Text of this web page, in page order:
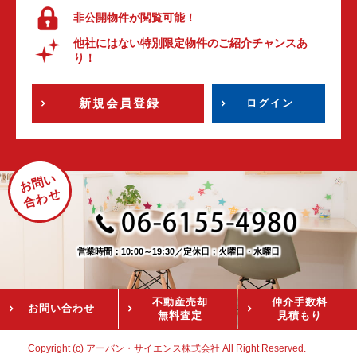
非公開物件が閲覧可能！
他社にはない特別限定物件のご紹介チャンスあ
り！
新規会員登録 ログイン
お問い
合わせ
営業時間：10:00～19:30／定休日：火曜日・水曜日
お問い合わせ
不動産売却
無料査定
仲介手数料
見積もり
Copyright (c) アーバン・サイエンス株式会社 All Right Reserved.